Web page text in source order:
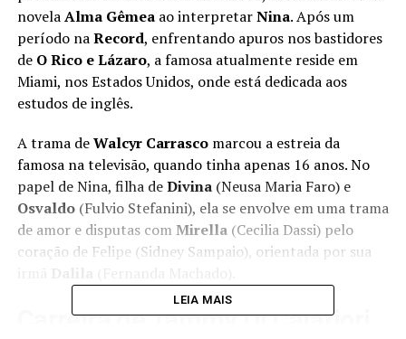
novelaAlma Gêmeaao interpretarNina. Após um
período naRecord, enfrentando apuros nos bastidores
de O Rico e Lázaro, a famosa atualmente reside em
Miami, nos Estados Unidos, onde está dedicada aos
estudos de inglês.
A trama deWalcyr Carrascomarcou a estreia da
famosa na televisão, quando tinha apenas 16 anos. No
papel de Nina, filha deDivina (Neusa Maria Faro) e
Osvaldo (Fulvio Stefanini), ela se envolve em uma trama
de amor e disputas com Mirella (Cecilia Dassi) pelo
coração de Felipe (Sidney Sampaio), orientada por sua
Carreira de Tammy Di Calafiori
LEIA MAIS